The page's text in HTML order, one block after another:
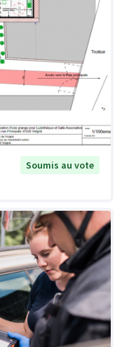
Soumis au vote